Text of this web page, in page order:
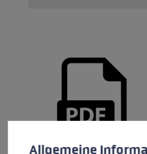
Cookie voorkeuren
This website uses cookies to
Allgemeine